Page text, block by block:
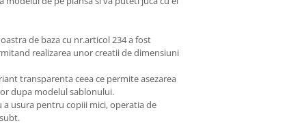
de baza cu nr.articol 234 a fost
realizarea unor creatii de dimensiuni
transparenta ceea ce permite asezarea
dupa modelul sablonului.
usura pentru copiii mici, operatia de